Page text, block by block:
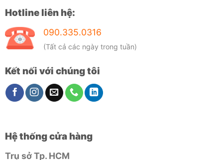
Hotline liên hệ:
090.335.0316
(Tất cả các ngày trong tuần)
Kết nối với chúng tôi
Hệ thống cửa hàng
Trụ sở Tp. HCM